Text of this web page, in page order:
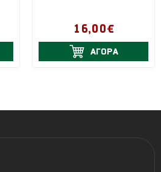
16,00€
ΑΓΟΡΑ